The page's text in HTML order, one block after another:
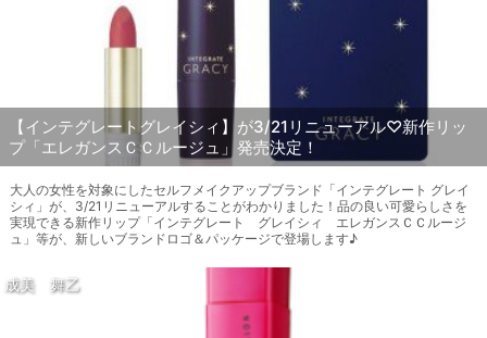
【インテグレートグレイシィ】が3/21リニューアル♡新作リッ
プ「エレガンスＣＣルージュ」発売決定！
大人の女性を対象にしたセルフメイクアップブランド「インテグレート グレイ
シィ」が、3/21リニューアルすることがわかりました！品の良い可愛らしさを
実現できる新作リップ「インテグレート グレイシィ エレガンスＣＣルージ
ュ」等が、新しいブランドロゴ＆パッケージで登場します♪
成美 舞乙